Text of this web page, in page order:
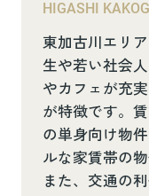
HIGASHI
東加古川エリ
生や若い社会
やカフェが充
が特徴です。
の単身向け物
ルな家賃帯の
また、交通の